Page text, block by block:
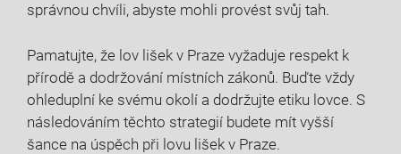
správnou chvíli, abyste mohli provést svůj tah.
Pamatujte, že lov lišek v Praze vyžaduje respekt k
přírodě a dodržování místních zákonů. Buďte vždy
ohleduplní ke svému okolí a dodržujte etiku lovce. S
následováním těchto strategií budete mít vyšší
šance na úspěch při lovu lišek v Praze.